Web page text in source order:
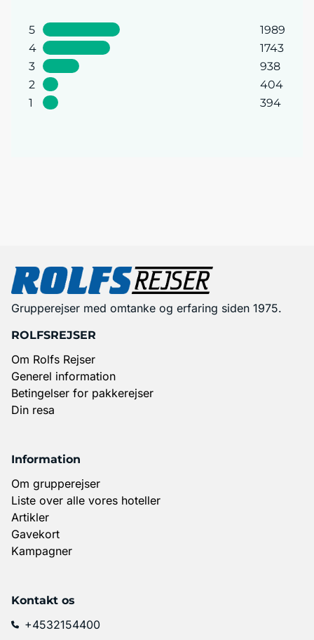
5
1989
4
1743
3
938
2
404
1
394
Grupperejser med omtanke og erfaring siden 1975.
ROLFSREJSER
Om Rolfs Rejser
Generel information
Betingelser for pakkerejser
Din resa
Information
Om grupperejser
Liste over alle vores hoteller
Artikler
Gavekort
Kampagner
Kontakt os
+4532154400